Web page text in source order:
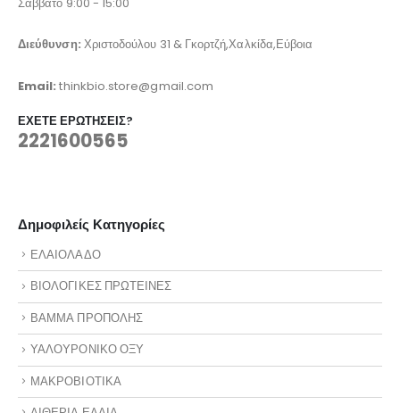
Διεύθυνση: Χριστοδούλου 31 & Γκορτζή,Χαλκίδα,Εύβοια
Email:thinkbio.store@gmail.com
ΈΧΕΤΕ ΕΡΩΤΉΣΕΙΣ?
2221600565
Δημοφιλείς Κατηγορίες
ΕΛΑΙΟΛΑΔΟ
ΒΙΟΛΟΓΙΚΕΣ ΠΡΩΤΕΙΝΕΣ
ΒΑΜΜΑ ΠΡΟΠΟΛΗΣ
ΥΑΛΟΥΡΟΝΙΚΟ ΟΞΥ
ΜΑΚΡΟΒΙΟΤΙΚΑ